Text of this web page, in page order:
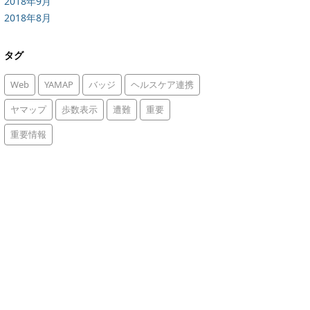
2018年8月
タグ
Web YAMAP バッジ
ヘルスケア連携
ヤマップ
歩数表示 遭難
重要
重要情報